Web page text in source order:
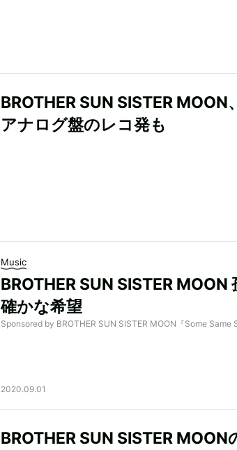
BROTHER SUN SISTER
アナログ盤のレコ発も
Music
BROTHER SUN SISTER
確かな希望
Sponsored by BROTHER SUN SISTER MOON『Some Same
2020.09.01
BROTHER SUN SISTER